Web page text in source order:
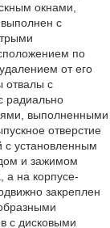
окнами,
с
по
от его
отвалы с
радиально
выполненными
отверстие
с установленным
и зажимом
а на корпусе-
закреплен
с дисковыми